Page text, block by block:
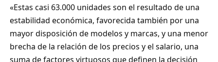
«Estas casi 63.000 unidades son el resultado de una
estabilidad económica, favorecida también por una
mayor disposición de modelos y marcas, y una menor
brecha de la relación de los precios y el salario, una
suma de factores virtuosos que definen la decisión